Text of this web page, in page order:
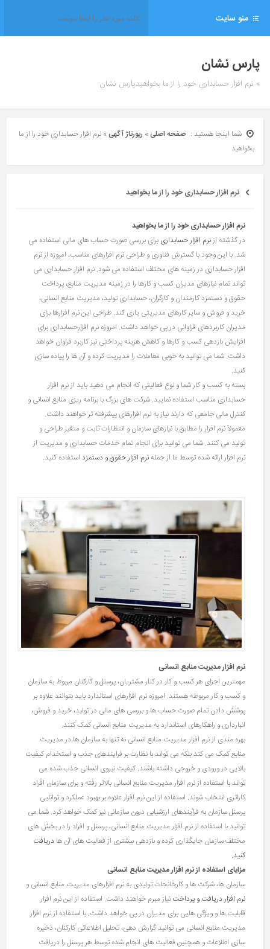
منو سایت
پارس نشان
» نرم افزار حسابداری خود را از ما بخواهیدپارس نشان
شما اینجا هستید : صفحه اصلی» رپورتاژ آگهی»نرم افزار حسابداری خود را از ما
بخواهید
نرم افزار حسابداری خود را از ما بخواهید
نرم افزار حسابداری خود را از ما بخواهید
در گذشته ازنرم ‌افزار حسابداری برای بررسی صورت حساب های مالی استفاده می
شد. با این وجود با گسترش فناوری و طراحی نرم افزارهای مناسب، امروزه از نرم
افزار حسابداری در زمینه های مختلف استفاده می شود. نرم افزار حسابداری می
تواند تمام نیازهای مدیران کسب و کارها را در زمینه مدیریت منابع، پرداخت
حقوق و دستمزد کارمندان و کارگران، حسابداری تولید، مدیریت منابع انسانی،
خرید و فروش و سایر کارهای مدیریتی یاری کند. طراحی این نرم‌ افزارها برای
مدیران کاربردهای فراوانی در پی خواهد داشت. امروزه نرم ‌افزار‌حسابداری برای
افزایش بازدهی کسب و کارها و کاهش هزینه پرداختی نیز کاربرد فراوان خواهد
داشت. شما می توانید به خوبی معاملات را مدیریت کرده و آن ها را پیاده سازی
کنید.
بسته به کسب و کار شما و نوع فعالیتی که انجام می دهید باید از نرم افزار
حسابداری مناسب استفاده نمایید. شرکت های بزرگ با برنامه ریزی منابع انسانی و
کنترل مالی جامعی که دارند نیاز به نرم افزارهای پیشرفته تر خواهند داشت.
معمولاً نرم افزار را مطابق با نیازهای سازمان و انتظارات ثابت و متغیر طراحی و
تولید می کنند. شما می توانید برای انجام تمام خدمات حسابداری و مدیریت از
نرم افزار ارائه شده توسط ما از جملهنرم افزار حقوق و دستمزد استفاده کنید.
نرم افزار مدیریت منابع انسانی
مهمترین اجزای هر کسب و کار در کنار مشتریان، پرسنل و کارکنان مربوط به سازمان
و کسب و کار مربوطه هستند. امروزه نرم ‌افزارهای استاندارد باید بتوانند علاوه بر
پوشش دادن تمام صورت حساب ها و بررسی های مالی در تولید، خرید و فروش،
انبارداری و راهکارهای استاندارد به مدیریت منابع انسانی کمک کنند.
بهره مندی از نرم افزار مدیریت منابع انسانی نه‌ تنها به سازمان ها در مدیریت
منابع کمک می کند بلکه می تواند با نظارت بر فرایندهای جذب و استخدام کیفیت
بالایی در ورودی و خروجی داشته باشند. کیفیت نیروی انسانی جذب شده می‌
تواند با استفاده از نرم افزار مدیریت منابع انسانی بالاتر رفته و برای سازمان افراد
کاراتری انتخاب شوند. استفاده از این نرم افزار علاوه بر بهبود عملکرد و توانایی
پرسنل سازمان به فرآیندهای ارزشیابی درون سازمانی نیز کمک خواهد کرد. شما می
توانید با استفاده از نرم افزار مدیریت منابع انسانی، پرسنل و افراد را در بخش های
مختلف سازمان جایگذاری کرده و بازدهی بیشتری از فعالیت ‌های آن ها دریافت
کنید.
مزایای استفاده از نرم افزار مدیریت منابع انسانی
سازمان ها، شرکت ها و کارخانجات تولیدی به نرم‌ افزارهای مدیریت منابع انسانی و
نرم افزار دریافت و پرداخت نیاز مبرم خواهند داشت. استفاده از این نرم افزار
قابلیت ها و ویژگی هایی برای مدیران در پی خواهد داشت. با استفاده از نرم افزار
مدیریت منابع انسانی می توانید گزارش دهی، تحلیل اطلاعاتی کارکنان، ذخیره
سازی اطلاعات و همچنین فعالیت‌ های انجام شده توسط هر پرسنل را دریافت